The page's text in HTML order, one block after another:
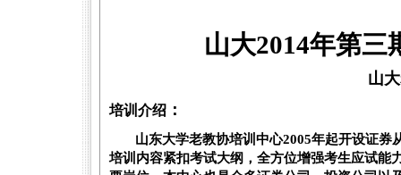
山大2014年第三
山
培训介绍 ：
山东大学老教协培训中心2005年起开设证券
培训内容紧扣考试大纲，全方位增强考生应试能